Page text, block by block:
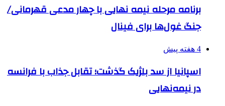
برنامه مرحله نیمه نهایی با چهار مدعی قهرمانی/
جنگ غول‌ها برای فینال
4 هفته پیش
اسپانیا از سد بلژیک گذشت؛ تقابل جذاب با فرانسه
در نیمه‌نهایی